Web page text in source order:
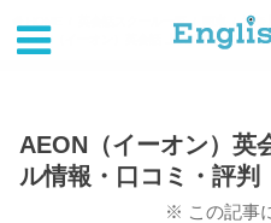
英会話スクール一覧 神奈
AEON（イーオン）英会話 上大岡校のスクー
AEON（イーオン）英
ル情報・口コミ・評判
※ この記事